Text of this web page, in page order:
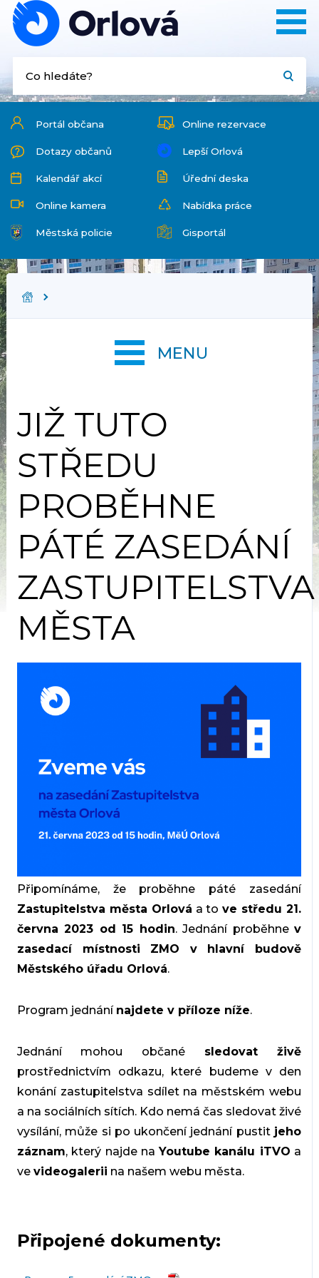
Portál občana Online rezervace
Dotazy občanů Lepší Orlová
Kalendář akcí Úřední deska
Online kamera Nabídka práce
Městská policie Gisportál
JIŽ TUTO
STŘEDU
PROBĚHNE
PÁTÉ ZASEDÁNÍ
ZASTUPITELSTVA
MĚSTA
Připomínáme, že proběhne páté zasedání
Zastupitelstva města Orlová a tove středu 21.
června 2023 od 15 hodin. Jednání proběhnev
zasedací místnosti ZMO v hlavní budově
Městského úřadu Orlová.
Program jednání najdete v příloze níže.
Jednání mohou občané sledovat živě
prostřednictvím odkazu, které budeme v den
konání zastupitelstva sdílet na městském webu
a na sociálních sítích. Kdo nemá čas sledovat živé
vysílání, může si po ukončení jednání pustit jeho
záznam, který najde naYoutube kanálu iTVO a
ve videogalerii na našem webu města.
Připojené dokumenty:
MENU